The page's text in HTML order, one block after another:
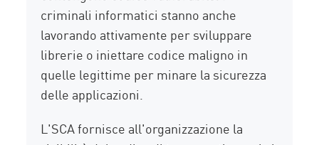
criminali informatici stanno anche
lavorando attivamente per sviluppare
librerie o iniettare codice maligno in
quelle legittime per minare la sicurezza
delle applicazioni.
L'SCA fornisce all'organizzazione la